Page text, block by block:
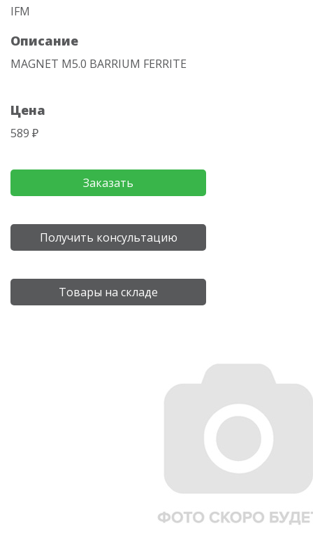
IFM
Описание
MAGNET M5.0 BARRIUM FERRITE
Цена
589 ₽
Заказать
Получить консультацию
Товары на складе